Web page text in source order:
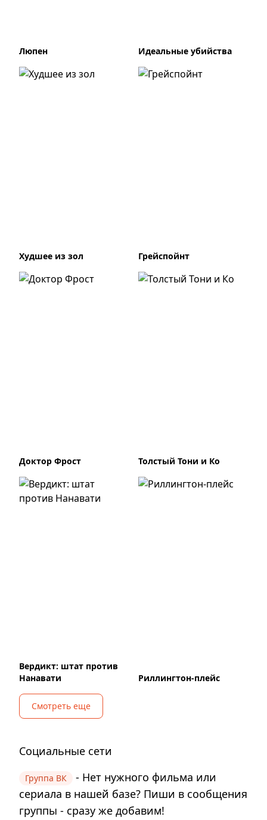
Люпен Идеальные убийства
Худшее из зол Грейспойнт
Доктор Фрост Толстый Тони и Ко
Вердикт: штат против
Нанавати
Риллингтон-плейс
Смотреть еще
Социальные сети
Группа ВК
- Нет нужного фильма или
сериала в нашей базе? Пиши в сообщения
группы - сразу же добавим!